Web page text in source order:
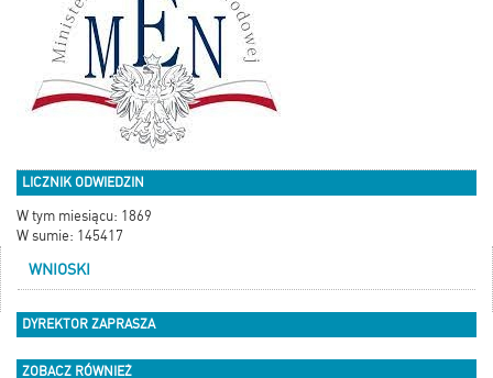
LICZNIK ODWIEDZIN
W tym miesiącu: 1869
W sumie: 145417
WNIOSKI
DYREKTOR ZAPRASZA
ZOBACZ RÓWNIEŻ